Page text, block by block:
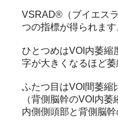
VSRAD®（ブイエス
つの指標が得られます
ひとつめはVOI内萎縮
字が大きくなるほど萎
ふたつ目はVOI間萎縮
（背側脳幹のVOI内
内側側頭部と背側脳